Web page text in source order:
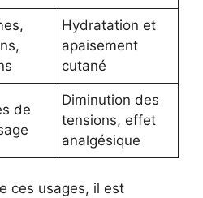
Hydratation et
apaisement
cutané
de
Diminution des
tensions, effet
analgésique
ces usages, il est